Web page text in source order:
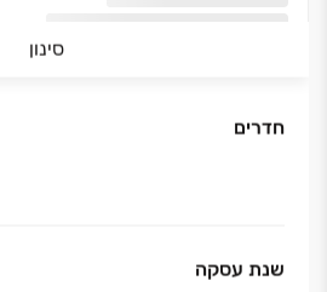
סינון
חדרים
שנת עסקה